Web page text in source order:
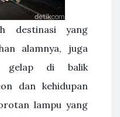
destinasi yang
alamnya, juga
gelap di balik
dan kehidupan
lampu yang